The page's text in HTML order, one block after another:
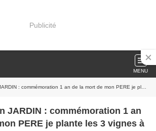
Publicité
MENU
commémoration 1 an de la mort de mon PERE je plante les 3 vignes à pile 11h20
JARDIN : commémoration 1 an
PERE je plante les 3 vignes à